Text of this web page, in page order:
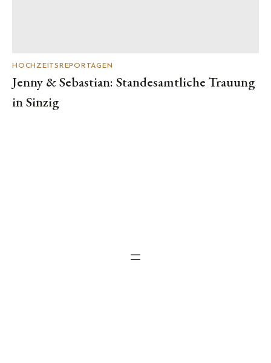
HOCHZEITSREPORTAGEN
Jenny & Sebastian: Standesamtliche Trauung
in Sinzig